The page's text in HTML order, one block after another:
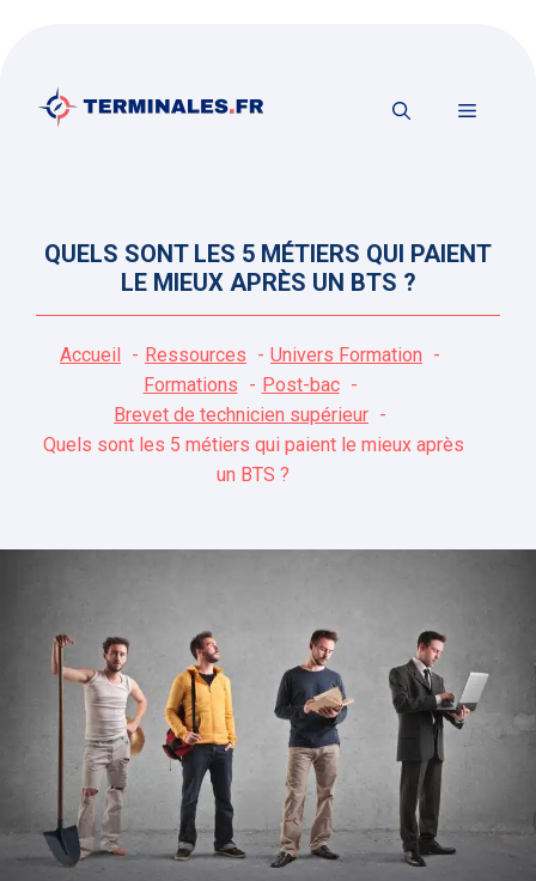
contenu
MENU
QUELS SONT LES 5 MÉTIERS QUI PAIENT
LE MIEUX APRÈS UN BTS ?
Accueil Ressources
Univers Formation
Formations
Post-bac
Brevet de technicien supérieur
Quels sont les 5 métiers qui paient le mieux après
un BTS ?